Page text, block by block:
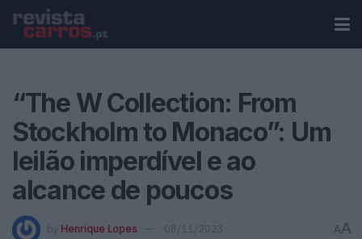
“The W Collection: From
Stockholm to Monaco”: Um
leilão imperdível e ao
alcance de poucos
by Henrique Lopes 08/11/2023 AA